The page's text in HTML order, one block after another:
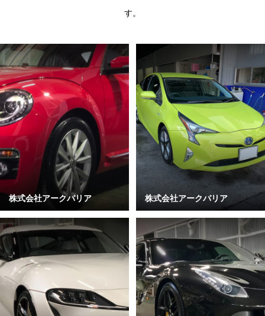
す。
株式会社アークバリア 株式会社アークバリア